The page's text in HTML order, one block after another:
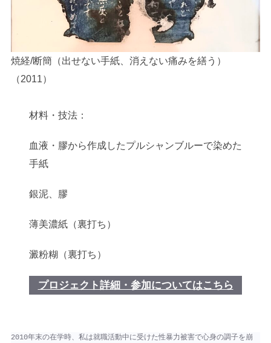
焼経/断簡（出せない手紙、消えない痛みを繕う）
（2011）
材料・技法：
血液・膠から作成したプルシャンブルーで染めた
手紙
銀泥、膠
薄美濃紙（裏打ち）
澱粉糊（裏打ち）
プロジェクト詳細・参加についてはこちら
2010年末の在学時、私は就職活動中に受けた性暴力被害で心身の調子を崩